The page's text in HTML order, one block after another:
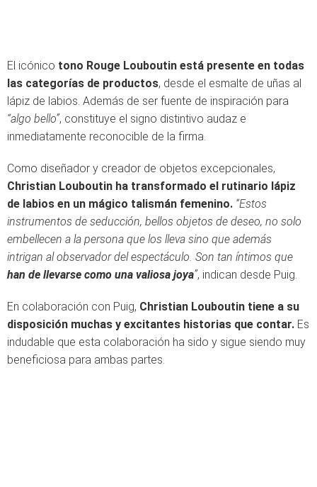
El icónico tono Rouge Louboutin está presente en todas
las categorías de productos, desde el esmalte de uñas al
lápiz de labios. Además de ser fuente de inspiración para
“algo bello”, constituye el signo distintivo audaz e
inmediatamente reconocible de la firma.
Como diseñador y creador de objetos excepcionales,
Christian Louboutin ha transformado el rutinario lápiz
de labios en un mágico talismán femenino. “Estos
instrumentos de seducción, bellos objetos de deseo, no solo
embellecen a la persona que los lleva sino que además
intrigan al observador del espectáculo. Son tan íntimos que
han de llevarse como una valiosa joya”, indican desde Puig.
En colaboración con Puig, Christian Louboutin tiene a su
disposición muchas y excitantes historias que contar. Es
indudable que esta colaboración ha sido y sigue siendo muy
beneficiosa para ambas partes.